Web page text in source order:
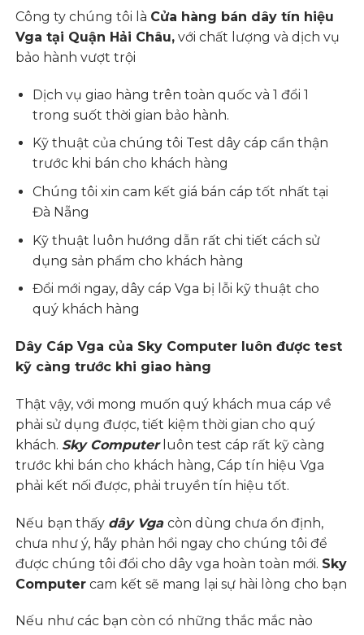
Công ty chúng tôi là Cửa hàng bán dây tín hiệu
Vga tại Quận Hải Châu, với chất lượng và dịch vụ
bảo hành vượt trội
Dịch vụ giao hàng trên toàn quốc và 1 đổi 1
trong suốt thời gian bảo hành.
Kỹ thuật của chúng tôi Test dây cáp cẩn thận
trước khi bán cho khách hàng
Chúng tôi xin cam kết giá bán cáp tốt nhất tại
Đà Nẵng
Kỹ thuật luôn hướng dẫn rất chi tiết cách sử
dụng sản phẩm cho khách hàng
Đổi mới ngay, dây cáp Vga bị lỗi kỹ thuật cho
quý khách hàng
Dây Cáp Vga của Sky Computer luôn được test
kỹ càng trước khi giao hàng
Thật vậy, với mong muốn quý khách mua cáp về
phải sử dụng được, tiết kiệm thời gian cho quý
khách. Sky Computerluôn test cáp rất kỹ càng
trước khi bán cho khách hàng, Cáp tín hiệu Vga
phải kết nối được, phải truyền tín hiệu tốt.
Nếu bạn thấy dây Vgacòn dùng chưa ổn định,
chưa như ý, hãy phản hồi ngay cho chúng tôi để
được chúng tôi đổi cho dây vga hoàn toàn mới. Sky
Computer cam kết sẽ mang lại sự hài lòng cho bạn
Nếu như các bạn còn có những thắc mắc nào